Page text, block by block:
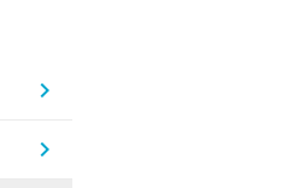
chevron_right
chevron_right